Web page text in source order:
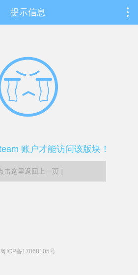
提示信息
账户才能访问该版块！
击这里返回上一页 ]
粤ICP备17068105号